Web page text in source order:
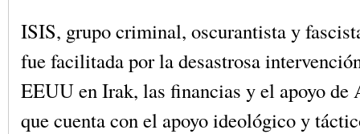
ISIS, grupo criminal, oscurantista y
fue facilitada por la desastrosa
EEUU en Irak, las financias y el apoyo de
que cuenta con el apoyo ideológico y